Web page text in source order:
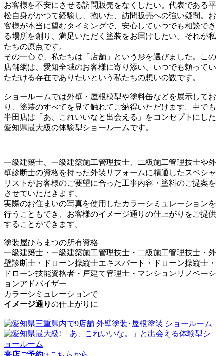
お客様を不安にさせる訪問販売をなくしたい。代表である平
松自身がかつて経験し、抱いた、訪問販売への強い疑問。お
客様が本当に望むタイミングで、安心していつでも相談でき
る場所を創り、満足いただく塗装をお届けしたい。それが私
たちの原点です。
その一心で、私たちは「店舗」という形を選びました。この
店舗網は、愛知全域のお客様に寄り添い、いつでも頼ってい
ただける存在でありたいという私たちの想いの数です。
ショールームでは外壁・屋根模型や塗料缶などを展示してお
り、塗装のすべてを見て触れてご納得いただけます。中でも
半田店は「あ、これいいなと出会える」をコンセプトにした
愛知県最大級の体験型ショールームです。
一級建築士、一級建築施工管理技士、二級施工管理技士や外
壁診断士の資格を持った外装リフォームに精通したスペシャ
リストがお客様のご要望に合った工事内容・塗料のご提案を
させていただきます。
実際のお住まいの写真を使用したカラーシミュレーションを
行うこともでき、お客様のイメージ通りの仕上がりをご提供
することができます。
塗装屋ひらまつの所有資格
一級建築士・一級建築施工管理技士・二級施工管理技士・外
壁診断士・ドローン操縦士エキスパート・ドローン操縦士・
ドローン技能資格者・戸建て管理士・マンションリノベーシ
ョンアドバイザー
カラーシミュレーションで
イメージ通りの仕上がりに
来店ご予約 こちらから